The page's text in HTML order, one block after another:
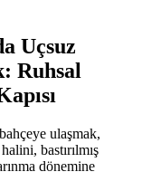
Uçsuz
Ruhsal
ulaşmak,
bastırılmış
dönemine